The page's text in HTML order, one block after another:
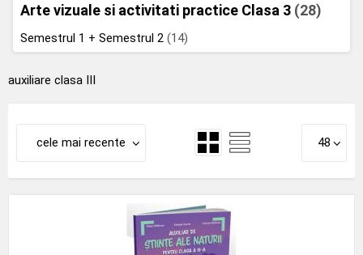
Arte vizuale si activitati practice Clasa 3 (28)
Semestrul 1 + Semestrul 2 (14)
auxiliare clasa III
cele mai recente 48